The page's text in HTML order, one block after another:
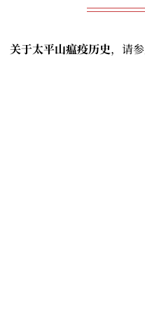
关于太平山瘟疫历史，请